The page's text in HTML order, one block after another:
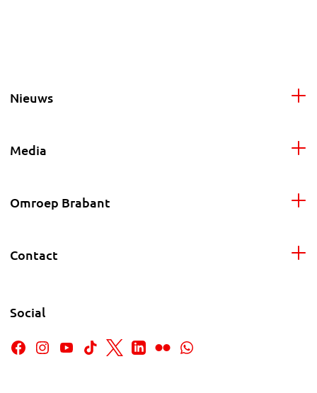
Nieuws
Media
Omroep Brabant
Contact
Social